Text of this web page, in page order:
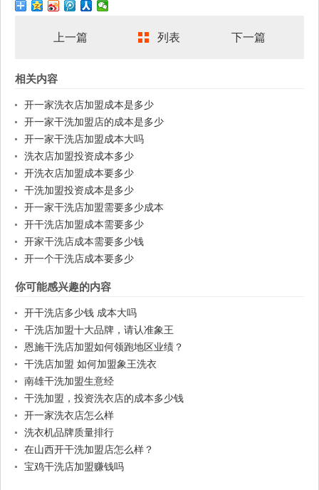
上一篇 列表 下一篇
相关内容
开一家洗衣店加盟成本是多少
开一家干洗加盟店的成本是多少
开一家干洗店加盟成本大吗
洗衣店加盟投资成本多少
开洗衣店加盟成本要多少
干洗加盟投资成本是多少
开一家干洗店加盟需要多少成本
开干洗店加盟成本需要多少
开家干洗店成本需要多少钱
开一个干洗店成本要多少
你可能感兴趣的内容
开干洗店多少钱 成本大吗
干洗店加盟十大品牌，请认准象王
恩施干洗店加盟如何领跑地区业绩？
干洗店加盟 如何加盟象王洗衣
南雄干洗加盟生意经
干洗加盟，投资洗衣店的成本多少钱
开一家洗衣店怎么样
洗衣机品牌质量排行
在山西开干洗加盟店怎么样？
宝鸡干洗店加盟赚钱吗